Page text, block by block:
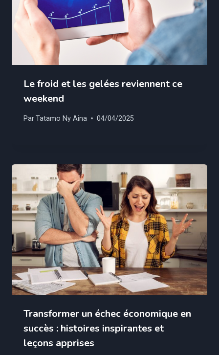
Le froid et les gelées reviennent ce
weekend
ParTatamo Ny Aina 04/04/2025
Transformer un échec économique en
succès : histoires inspirantes et
leçons apprises